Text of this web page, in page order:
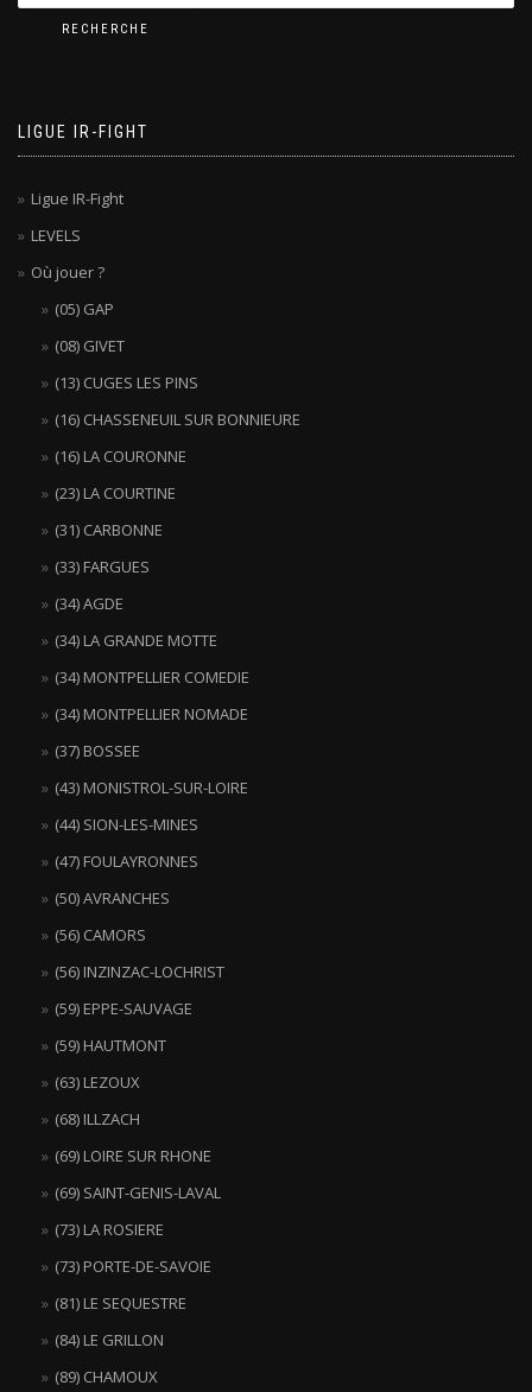
RECHERCHE
LIGUE IR-FIGHT
Ligue IR-Fight
LEVELS
Où jouer ?
(05) GAP
(08) GIVET
(13) CUGES LES PINS
(16) CHASSENEUIL SUR BONNIEURE
(16) LA COURONNE
(23) LA COURTINE
(31) CARBONNE
(33) FARGUES
(34) AGDE
(34) LA GRANDE MOTTE
(34) MONTPELLIER COMEDIE
(34) MONTPELLIER NOMADE
(37) BOSSEE
(43) MONISTROL-SUR-LOIRE
(44) SION-LES-MINES
(47) FOULAYRONNES
(50) AVRANCHES
(56) CAMORS
(56) INZINZAC-LOCHRIST
(59) EPPE-SAUVAGE
(59) HAUTMONT
(63) LEZOUX
(68) ILLZACH
(69) LOIRE SUR RHONE
(69) SAINT-GENIS-LAVAL
(73) LA ROSIERE
(73) PORTE-DE-SAVOIE
(81) LE SEQUESTRE
(84) LE GRILLON
(89) CHAMOUX